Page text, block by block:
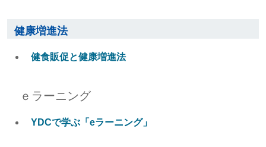
健康増進法
健食販促と健康増進法
ｅラーニング
YDCで学ぶ「eラーニング」